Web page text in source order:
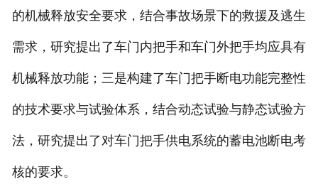
的机械释放安全要求，结合事故场景下的救援及逃生
需求，研究提出了车门内把手和车门外把手均应具有
机械释放功能；三是构建了车门把手断电功能完整性
的技术要求与试验体系，结合动态试验与静态试验方
法，研究提出了对车门把手供电系统的蓄电池断电考
核的要求。